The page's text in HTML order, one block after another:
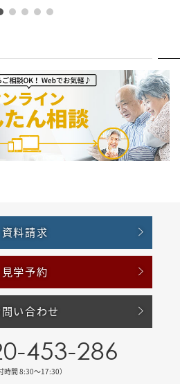
資料請求
見学予約
い合わせ
453-286
時間 8:30〜17:30）